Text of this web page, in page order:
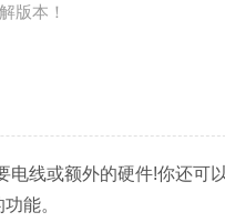
版本！
电线或额外的硬件!你还可
能。